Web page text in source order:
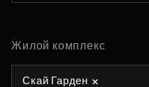
Жилой комплекс
Скай Гарден